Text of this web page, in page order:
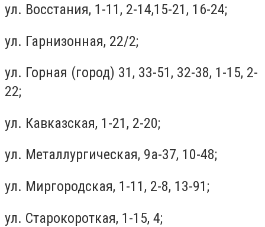
ул. Восстания, 1-11, 2-14,15-21, 16-24;
ул. Гарнизонная, 22/2;
ул. Горная (город) 31, 33-51, 32-38, 1-15, 2-
22;
ул. Кавказская, 1-21, 2-20;
ул. Металлургическая, 9а-37, 10-48;
ул. Миргородская, 1-11, 2-8, 13-91;
ул. Старокороткая, 1-15, 4;